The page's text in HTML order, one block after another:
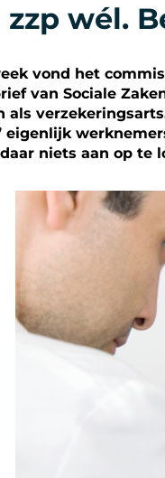
zzp wél.
vond het
van Sociale
als
eigenlijk
niets aan op te